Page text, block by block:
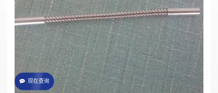
高传输率
采用进口原装Schott玻璃丝制作
提供 OEM & ODM 服务
现在查询